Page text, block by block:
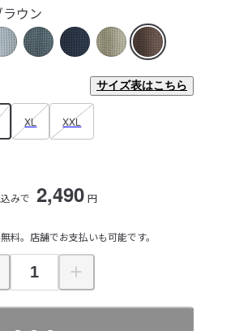
ウン
サイズ表はこちら
XL XXL
みで 2,490 円
料。店舗でお支払いも可能です。